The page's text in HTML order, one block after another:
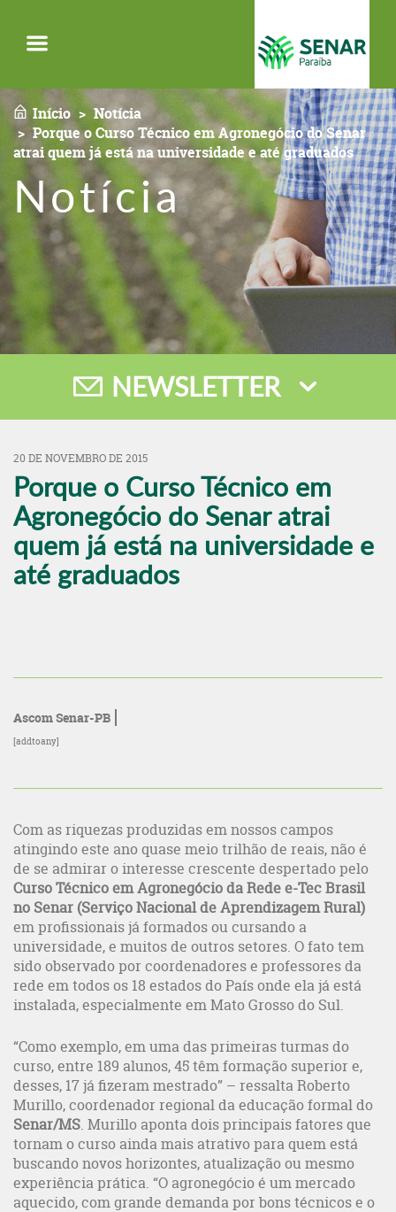
Início
Notícia
Porque o Curso Técnico em Agronegócio do Senar
atrai quem já está na universidade e até graduados
Notícia
NEWSLETTER
20 DE NOVEMBRO DE 2015
Porque o Curso Técnico em
Agronegócio do Senar atrai
quem já está na universidade e
até graduados
Ascom Senar-PB
[addtoany]
Com as riquezas produzidas em nossos campos
atingindo este ano quase meio trilhão de reais, não é
de se admirar o interesse crescente despertado pelo
Curso Técnico em Agronegócio da Rede e-Tec Brasil
no Senar (Serviço Nacional de Aprendizagem Rural)
em profissionais já formados ou cursando a
universidade, e muitos de outros setores. O fato tem
sido observado por coordenadores e professores da
rede em todos os 18 estados do País onde ela já está
instalada, especialmente em Mato Grosso do Sul.
“Como exemplo, em uma das primeiras turmas do
curso, entre 189 alunos, 45 têm formação superior e,
desses, 17 já fizeram mestrado” – ressalta Roberto
Murillo, coordenador regional da educação formal do
Senar/MS. Murillo aponta dois principais fatores que
tornam o curso ainda mais atrativo para quem está
buscando novos horizontes, atualização ou mesmo
experiência prática. “O agronegócio é um mercado
aquecido, com grande demanda por bons técnicos e o